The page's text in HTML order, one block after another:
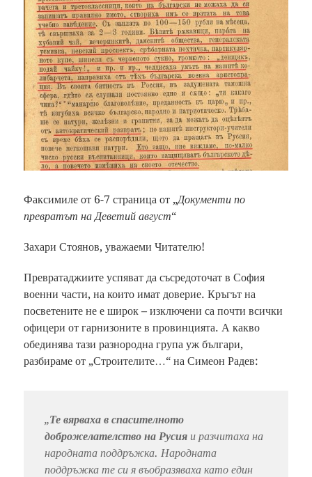
Факсимиле от 6-7 страница от „Документи по
превратът на Деветий август“
Захари Стоянов, уважаеми Читателю!
Превратаджиите успяват да съсредоточат в София
военни части, на които имат доверие. Кръгът на
посветените не е широк – изключени са почти всички
офицери от гарнизоните в провинцията. А какво
обединява тази разнородна група уж българи,
разбираме от „Строителите…“ на Симеон Радев:
„Те вярваха в спасителното
доброжелателство на Русияи разчитаха на
народната поддръжка. Народната
поддръжка те си я въобразяваха като един